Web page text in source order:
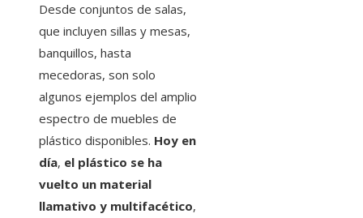
Desde conjuntos de salas,
que incluyen sillas y mesas,
banquillos, hasta
mecedoras, son solo
algunos ejemplos del amplio
espectro de muebles de
plástico disponibles. Hoy en
día, el plástico se ha
vuelto un material
llamativo y multifacético,